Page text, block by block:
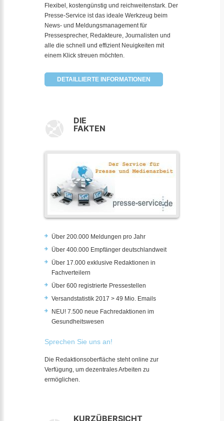
Flexibel, kostengünstig und reichweitenstark. Der
Presse-Service ist das ideale Werkzeug beim
News- und Meldungsmanagement für
Pressesprecher, Redakteure, Journalisten und
alle die schnell und effizient Neuigkeiten mit
einem Klick streuen möchten.
DETAILLIERTE INFORMATIONEN
DIE
FAKTEN
Über 200.000 Meldungen pro Jahr
Über 400.000 Empfänger deutschlandweit
Über 17.000 exklusive Redaktionen in
Fachverteilern
Über 600 registrierte Pressestellen
Versandstatistik 2017 > 49 Mio. Emails
NEU! 7.500 neue Fachredaktionen im
Gesundheitswesen
Sprechen Sie uns an!
Die Redaktionsoberfläche steht online zur
Verfügung, um dezentrales Arbeiten zu
ermöglichen.
KURZÜBERSICHT